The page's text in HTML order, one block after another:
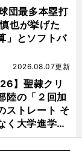
団最多本塁打
也が挙げた
」とソフトバ
】聖隷クリ
陸の「２回加
ストレート そ
く大学進学を
2026.08.07更新